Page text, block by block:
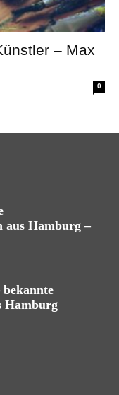
– Max
0
aus Hamburg –
Hamburg